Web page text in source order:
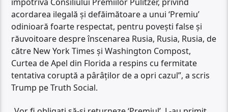
acordarea ilegală și defăimătoare a unui ‘Premiu’
odinioară foarte respectat, pentru povești false și
răuvoitoare despre înscenarea Rusia, Rusia, Rusia, de
către New York Times și Washington Compost,
Curtea de Apel din Florida a respins cu fermitate
tentativa coruptă a pârâților de a opri cazul”, a scris
Trump pe Truth Social.